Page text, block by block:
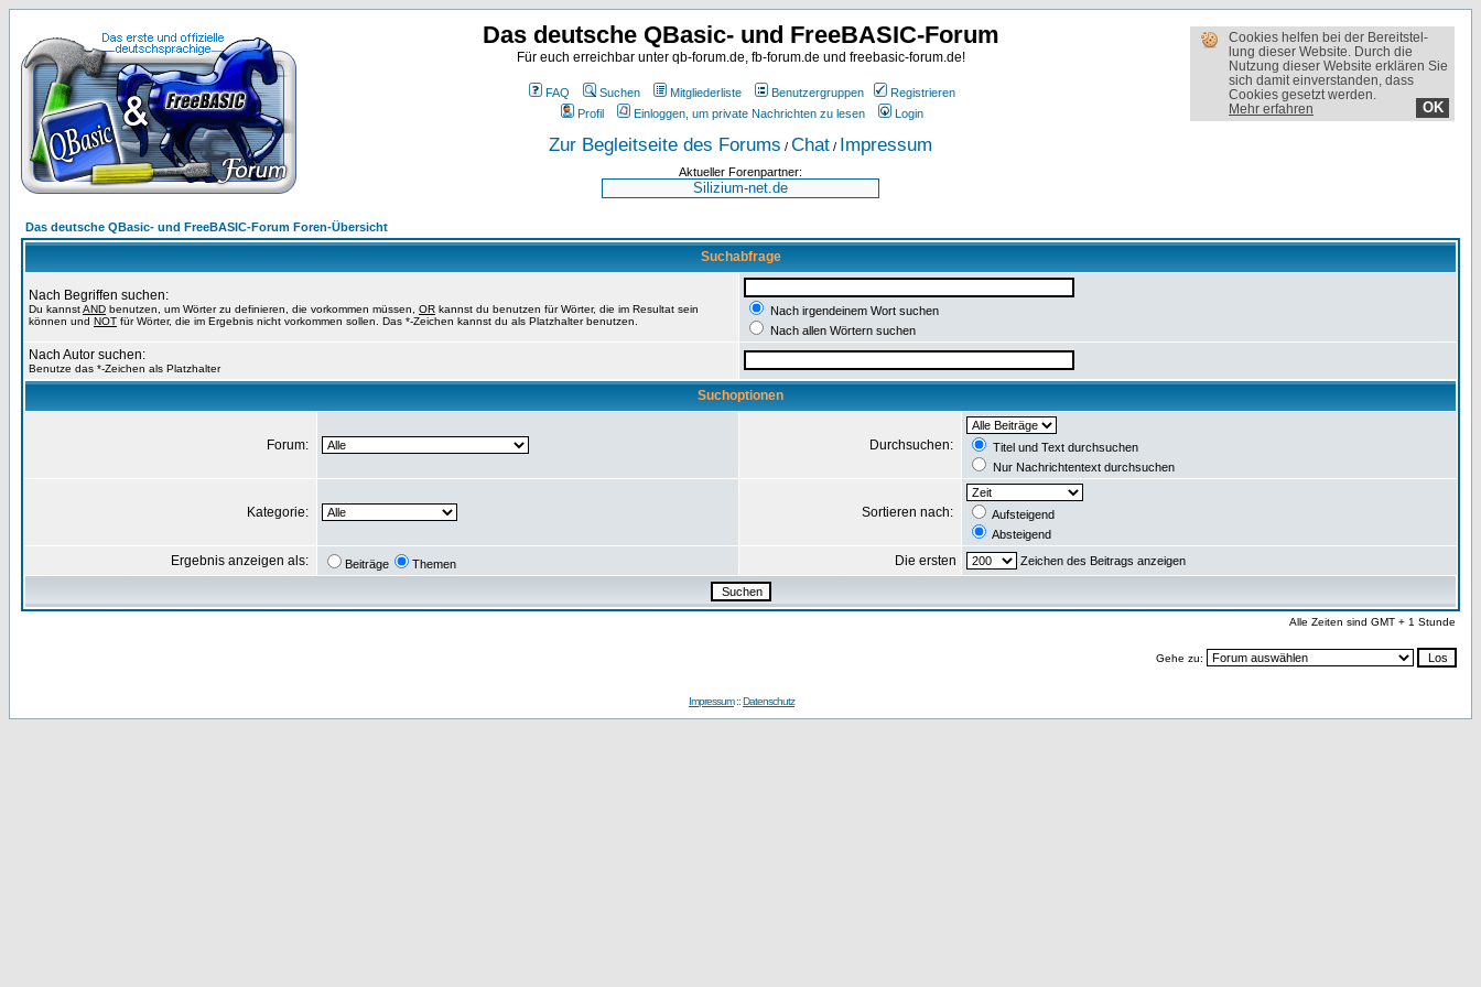
Cookies helfen bei der Bereit­stel­
lung dieser Website. Durch die
Nutzung dieser Website erklären Sie
sich damit einverstanden, dass
Cookies gesetzt werden.
Mehr erfahren
OK
Das deutsche QBasic- und FreeBASIC-Forum
Für euch erreichbar unter qb-forum.de, fb-forum.de und freebasic-forum.de!
FAQ Suchen Mitgliederliste Benutzergruppen
Registrieren
Profil
Einloggen, um private Nachrichten zu lesen Login
Zur Begleitseite des Forums / Chat / Impressum
Aktueller Forenpartner:
Das deutsche QBasic- und FreeBASIC-Forum Foren-Übersicht
Suchabfrage
Nach Begriffen suchen:
Du kannstAND benutzen, um Wörter zu definieren, die vorkommen müssen, OR kannst du benutzen für Wörter, die im Resultat sein
können und NOT für Wörter, die im Ergebnis nicht vorkommen sollen. Das *-Zeichen kannst du als Platzhalter benutzen.
Nach irgendeinem Wort suchen
Nach allen Wörtern suchen
Nach Autor suchen:
Benutze das *-Zeichen als Platzhalter
Suchoptionen
Forum: Durchsuchen:
Titel und Text durchsuchen
Nur Nachrichtentext durchsuchen
Kategorie: Sortieren nach:
Aufsteigend
Absteigend
Ergebnis anzeigen als: Beiträge Themen Die ersten Zeichen des Beitrags anzeigen
Alle Zeiten sind GMT + 1 Stunde
Gehe zu:
Impressum::Datenschutz